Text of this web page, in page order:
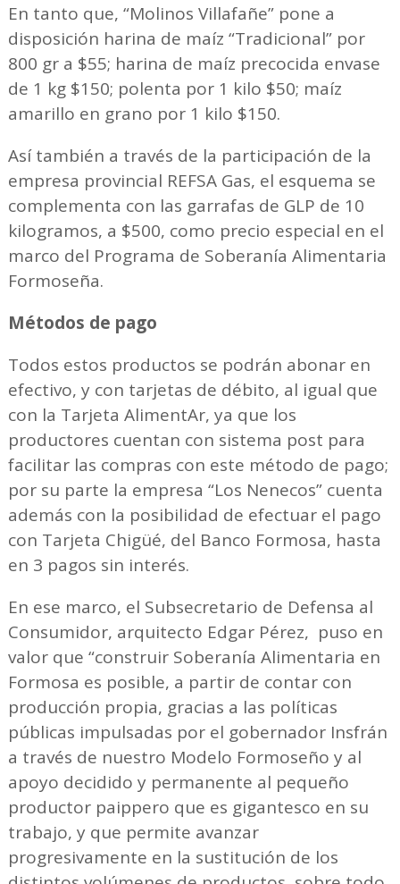
En tanto que, “Molinos Villafañe” pone a
disposición harina de maíz “Tradicional” por
800 gr a $55; harina de maíz precocida envase
de 1 kg $150; polenta por 1 kilo $50; maíz
amarillo en grano por 1 kilo $150.
Así también a través de la participación de la
empresa provincial REFSA Gas, el esquema se
complementa con las garrafas de GLP de 10
kilogramos, a $500, como precio especial en el
marco del Programa de Soberanía Alimentaria
Formoseña.
Métodos de pago
Todos estos productos se podrán abonar en
efectivo, y con tarjetas de débito, al igual que
con la Tarjeta AlimentAr, ya que los
productores cuentan con sistema post para
facilitar las compras con este método de pago;
por su parte la empresa “Los Nenecos” cuenta
además con la posibilidad de efectuar el pago
con Tarjeta Chigüé, del Banco Formosa, hasta
en 3 pagos sin interés.
En ese marco, el Subsecretario de Defensa al
Consumidor, arquitecto Edgar Pérez, puso en
valor que “construir Soberanía Alimentaria en
Formosa es posible, a partir de contar con
producción propia, gracias a las políticas
públicas impulsadas por el gobernador Insfrán
a través de nuestro Modelo Formoseño y al
apoyo decidido y permanente al pequeño
productor paippero que es gigantesco en su
trabajo, y que permite avanzar
progresivamente en la sustitución de los